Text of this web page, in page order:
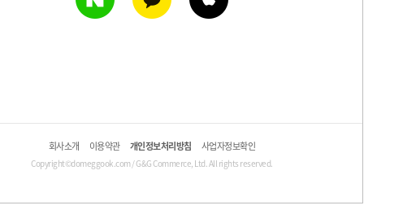
회사소개 이용약관 개인정보처리방침 사업자정보확인
Copyright©domeggook.com / G&G Commerce, Ltd. All rights reserved.